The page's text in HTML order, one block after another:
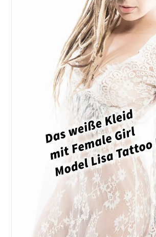
Fotografie.
Fotograf
Auch
Mal
Als
Model
Posieren
Sollte.